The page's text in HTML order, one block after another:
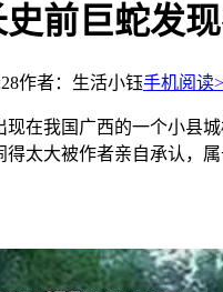
前巨蛇发
作者：生活小钰手机阅读
在我国广西的一个小县
太大被作者亲自承认，